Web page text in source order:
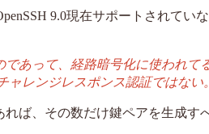
9.0現在サポートされてい
であって、経路暗号化に使われて
レンジレスポンス認証ではない。
ば、その数だけ鍵ペアを生成す